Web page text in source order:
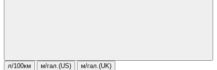
л/100км м/гал.(US) м/гал.(UK)